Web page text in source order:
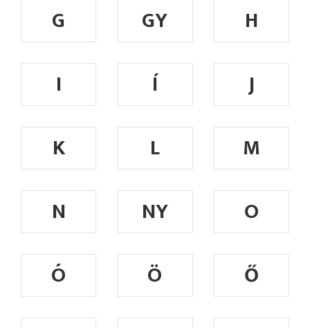
G
GY
H
I
Í
J
K
L
M
N
NY
O
Ó
Ö
Ő